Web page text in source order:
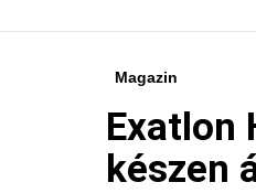
Magazin
Exatlon
készen